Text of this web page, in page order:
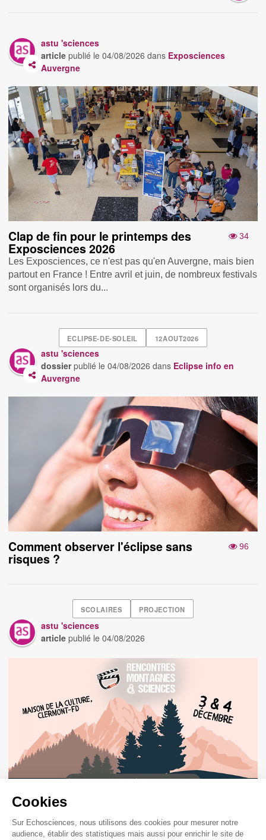
Cookies
Sur Echosciences, nous utilisons des cookies pour mesurer notre
audience, établir des statistiques mais aussi pour enrichir le site de
astu 'sciences
article publié le04/08/2026 dans Exposciences
Auvergne
34
Clap de fin pour le printemps des
Exposciences 2026
Les Exposciences, ce n'est pas qu'en Auvergne, mais bien
partout en France ! Entre avril et juin, de nombreux festivals
sont organisés lors du...
ECLIPSE-DE-SOLEIL 12AOUT2026
astu 'sciences
dossierpublié le04/08/2026 dans Eclipse info en
Auvergne
96
Comment observer l'éclipse sans
risques ?
SCOLAIRES PROJECTION
astu 'sciences
article publié le04/08/2026
Festival des Rencontres Montagnes et
Sciences 2026 - 13e édition - Séances
Scolaires (gratuit)